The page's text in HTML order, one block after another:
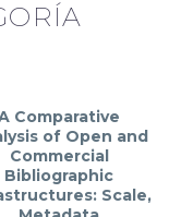
Comparative
of Open and
Commercial
Bibliographic
Scale,